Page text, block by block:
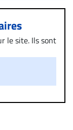
le site. Ils sont
prenez